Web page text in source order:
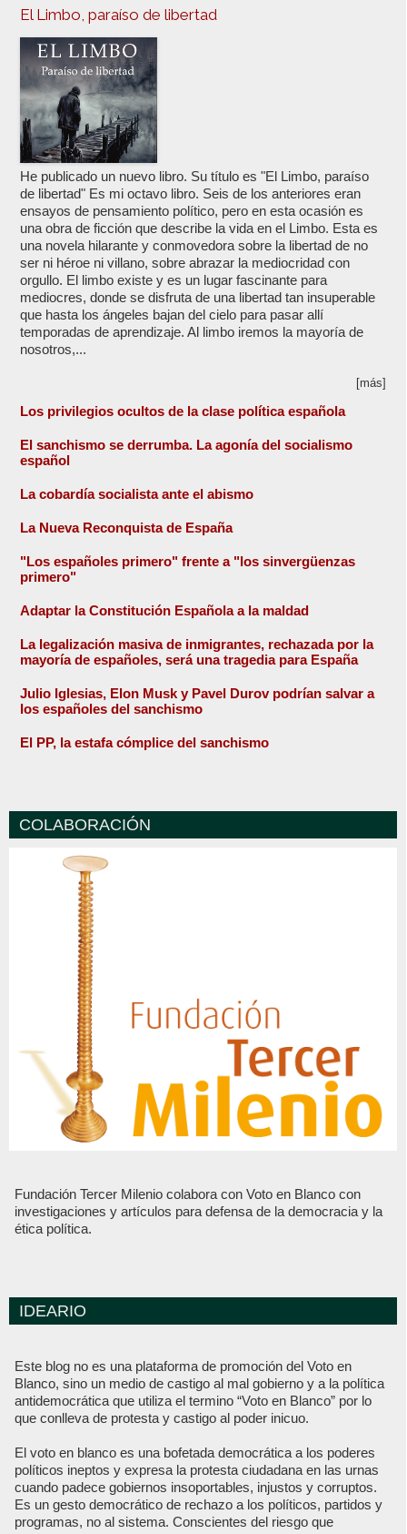
El Limbo, paraíso de libertad
He publicado un nuevo libro. Su título es "El Limbo, paraíso
de libertad" Es mi octavo libro. Seis de los anteriores eran
ensayos de pensamiento político, pero en esta ocasión es
una obra de ficción que describe la vida en el Limbo. Esta es
una novela hilarante y conmovedora sobre la libertad de no
ser ni héroe ni villano, sobre abrazar la mediocridad con
orgullo. El limbo existe y es un lugar fascinante para
mediocres, donde se disfruta de una libertad tan insuperable
que hasta los ángeles bajan del cielo para pasar allí
temporadas de aprendizaje. Al limbo iremos la mayoría de
nosotros,...
[más]
Los privilegios ocultos de la clase política española
El sanchismo se derrumba. La agonía del socialismo
español
La cobardía socialista ante el abismo
La Nueva Reconquista de España
"Los españoles primero" frente a "los sinvergüenzas
primero"
Adaptar la Constitución Española a la maldad
La legalización masiva de inmigrantes, rechazada por la
mayoría de españoles, será una tragedia para España
Julio Iglesias, Elon Musk y Pavel Durov podrían salvar a
los españoles del sanchismo
El PP, la estafa cómplice del sanchismo
COLABORACIÓN
Fundación Tercer Milenio colabora con Voto en Blanco con
investigaciones y artículos para defensa de la democracia y la
ética política.
IDEARIO
Este blog no es una plataforma de promoción del Voto en
Blanco, sino un medio de castigo al mal gobierno y a la política
antidemocrática que utiliza el termino “Voto en Blanco” por lo
que conlleva de protesta y castigo al poder inicuo.
El voto en blanco es una bofetada democrática a los poderes
políticos ineptos y expresa la protesta ciudadana en las urnas
cuando padece gobiernos insoportables, injustos y corruptos.
Es un gesto democrático de rechazo a los políticos, partidos y
programas, no al sistema. Conscientes del riesgo que